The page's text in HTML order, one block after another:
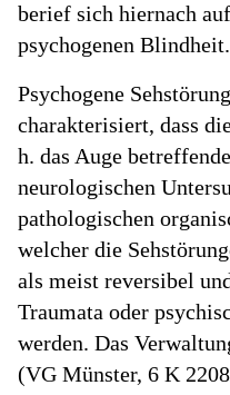
berief sich hiernach
psychogenen Blindheit.
Psychogene
charakterisiert, dass
h. das Auge
neurologischen
pathologischen
welcher die
als meist reversibel
Traumata oder
werden. Das
(VG Münster, 6 K